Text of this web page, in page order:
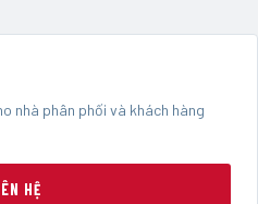
nhà phân phối và khách hàng
HỆ